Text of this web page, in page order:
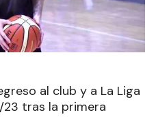
al club y a La Liga
tras la primera